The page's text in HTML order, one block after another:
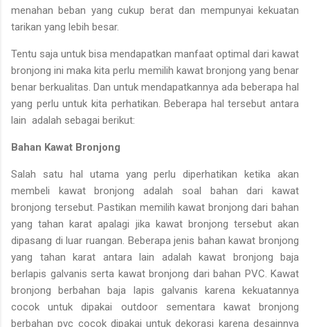
menahan beban yang cukup berat dan mempunyai kekuatan
tarikan yang lebih besar.
Tentu saja untuk bisa mendapatkan manfaat optimal dari kawat
bronjong ini maka kita perlu memilih kawat bronjong yang benar
benar berkualitas. Dan untuk mendapatkannya ada beberapa hal
yang perlu untuk kita perhatikan. Beberapa hal tersebut antara
lain adalah sebagai berikut:
Bahan Kawat Bronjong
Salah satu hal utama yang perlu diperhatikan ketika akan
membeli kawat bronjong adalah soal bahan dari kawat
bronjong tersebut. Pastikan memilih kawat bronjong dari bahan
yang tahan karat apalagi jika kawat bronjong tersebut akan
dipasang di luar ruangan. Beberapa jenis bahan kawat bronjong
yang tahan karat antara lain adalah kawat bronjong baja
berlapis galvanis serta kawat bronjong dari bahan PVC. Kawat
bronjong berbahan baja lapis galvanis karena kekuatannya
cocok untuk dipakai outdoor sementara kawat bronjong
berbahan pvc cocok dipakai untuk dekorasi karena desainnya